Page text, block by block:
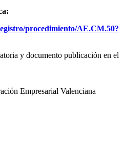
procedimiento/AE.CM.50?
y documento publicación en el
Empresarial Valenciana